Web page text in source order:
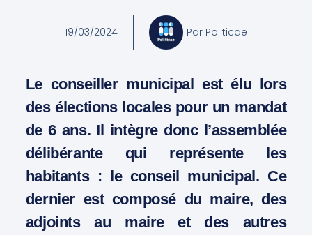
19/03/2024 Par Politicae
Le conseiller municipal est élu lors
des élections locales pour un mandat
de 6 ans. Il intègre donc l’assemblée
délibérante qui représente les
habitants : le conseil municipal. Ce
dernier est composé du maire, des
adjoints au maire et des autres